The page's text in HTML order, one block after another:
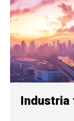
Industria